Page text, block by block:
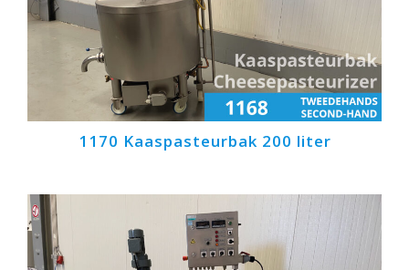
1170 Kaaspasteurbak 200 liter